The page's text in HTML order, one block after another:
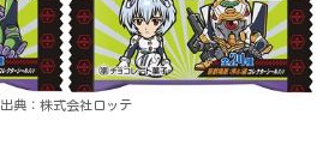
出典：株式会社ロッテ